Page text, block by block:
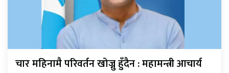
चार महिनामै परिवर्तन खोज्नु हुँदैन : महामन्त्री आचार्य